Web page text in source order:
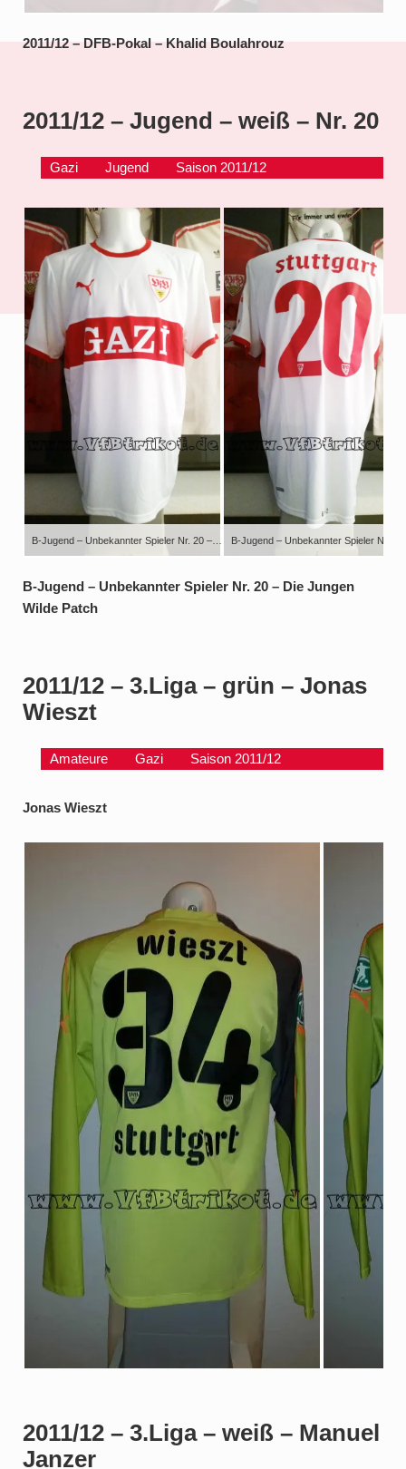
2011/12 – DFB-Pokal – Khalid Boulahrouz
2011/12 – Jugend – weiß – Nr. 20
Gazi Jugend Saison 2011/12
B-Jugend – Unbekannter Spieler Nr. 20 – Die Jungen
Wilde Patch
2011/12 – 3.Liga – grün – Jonas
Wieszt
Amateure Gazi Saison 2011/12
Jonas Wieszt
2011/12 – 3.Liga – weiß – Manuel
Janzer